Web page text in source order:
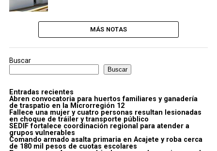
MÁS NOTAS
Buscar
Buscar
Entradas recientes
Abren convocatoria para huertos familiares y ganadería
de traspatio en la Microrregión 12
Fallece una mujer y cuatro personas resultan lesionadas
en choque de tráiler y transporte público
SEDIF fortalece coordinación regional para atender a
grupos vulnerables
Comando armado asalta primaria en Acajete y roba cerca
de 180 mil pesos de cuotas escolares